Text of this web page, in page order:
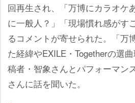
回再生され、「万博にカラオケ
に一般人？」「現場慣れ感がす
るコメントが寄せられた。「万
た経緯やEXILE・Togetherの選
稿者・智象さんとパフォーマン
さんに話を聞いた。